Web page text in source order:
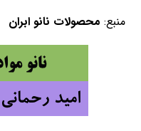
منبع: محصولات نانو ابران